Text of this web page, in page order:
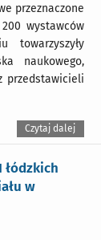
przeznaczone
wystawców
towarzyszyły
naukowego,
przedstawicieli
Czytaj dalej
łódzkich
w